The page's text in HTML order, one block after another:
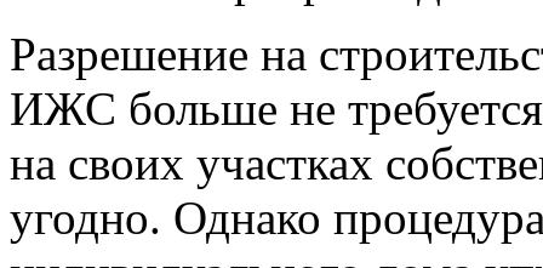
Разрешение на
ИЖС больше не
на своих участках
угодно. Однако